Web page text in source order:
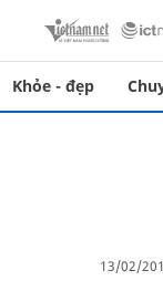
Khỏe - đẹp
13/02/